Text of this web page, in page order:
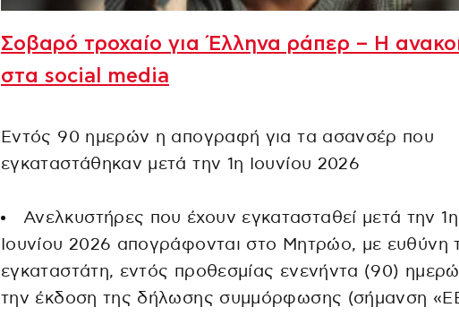
Σοβαρό τροχαίο για Έλληνα ράπερ – Η
στα social media
Εντός 90 ημερών η απογραφή για τα ασανσέρ που
εγκαταστάθηκαν μετά την 1η Ιουνίου 2026
Ανελκυστήρες που έχουν εγκατασταθεί μετά την 1η
Ιουνίου 2026 απογράφονται στο Μητρώο, με ευθύνη
εγκαταστάτη, εντός προθεσμίας ενενήντα (90)
την έκδοση της δήλωσης συμμόρφωσης (σήμανση